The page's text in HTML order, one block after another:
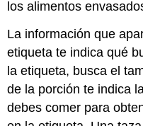
los alimentos
La información que
etiqueta te indica qué
la etiqueta, busca el
de la porción te indica
debes comer para